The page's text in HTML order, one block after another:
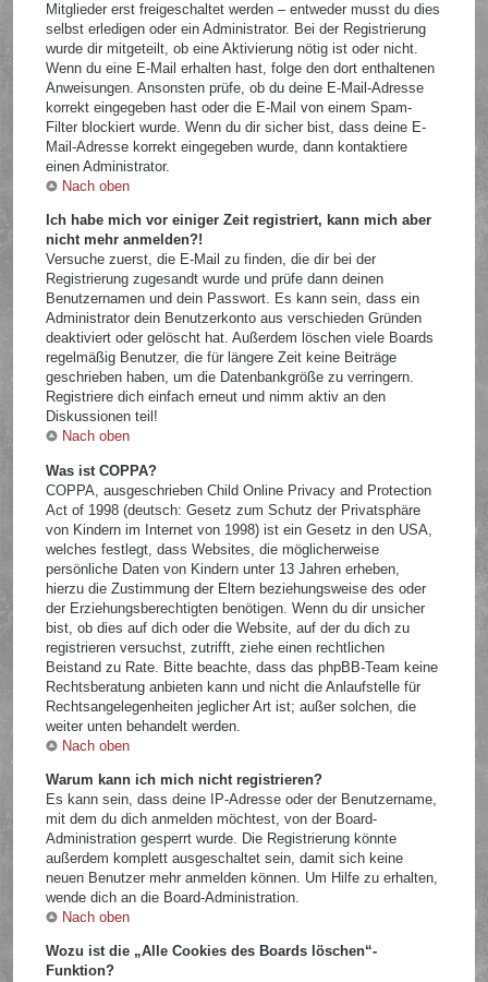
Mitglieder erst freigeschaltet werden – entweder musst du dies
selbst erledigen oder ein Administrator. Bei der Registrierung
wurde dir mitgeteilt, ob eine Aktivierung nötig ist oder nicht.
Wenn du eine E-Mail erhalten hast, folge den dort enthaltenen
Anweisungen. Ansonsten prüfe, ob du deine E-Mail-Adresse
korrekt eingegeben hast oder die E-Mail von einem Spam-
Filter blockiert wurde. Wenn du dir sicher bist, dass deine E-
Mail-Adresse korrekt eingegeben wurde, dann kontaktiere
einen Administrator.
Nach oben
Ich habe mich vor einiger Zeit registriert, kann mich aber
nicht mehr anmelden?!
Versuche zuerst, die E-Mail zu finden, die dir bei der
Registrierung zugesandt wurde und prüfe dann deinen
Benutzernamen und dein Passwort. Es kann sein, dass ein
Administrator dein Benutzerkonto aus verschieden Gründen
deaktiviert oder gelöscht hat. Außerdem löschen viele Boards
regelmäßig Benutzer, die für längere Zeit keine Beiträge
geschrieben haben, um die Datenbankgröße zu verringern.
Registriere dich einfach erneut und nimm aktiv an den
Diskussionen teil!
Nach oben
Was ist COPPA?
COPPA, ausgeschrieben Child Online Privacy and Protection
Act of 1998 (deutsch: Gesetz zum Schutz der Privatsphäre
von Kindern im Internet von 1998) ist ein Gesetz in den USA,
welches festlegt, dass Websites, die möglicherweise
persönliche Daten von Kindern unter 13 Jahren erheben,
hierzu die Zustimmung der Eltern beziehungsweise des oder
der Erziehungsberechtigten benötigen. Wenn du dir unsicher
bist, ob dies auf dich oder die Website, auf der du dich zu
registrieren versuchst, zutrifft, ziehe einen rechtlichen
Beistand zu Rate. Bitte beachte, dass das phpBB-Team keine
Rechtsberatung anbieten kann und nicht die Anlaufstelle für
Rechtsangelegenheiten jeglicher Art ist; außer solchen, die
weiter unten behandelt werden.
Nach oben
Warum kann ich mich nicht registrieren?
Es kann sein, dass deine IP-Adresse oder der Benutzername,
mit dem du dich anmelden möchtest, von der Board-
Administration gesperrt wurde. Die Registrierung könnte
außerdem komplett ausgeschaltet sein, damit sich keine
neuen Benutzer mehr anmelden können. Um Hilfe zu erhalten,
wende dich an die Board-Administration.
Nach oben
Wozu ist die „Alle Cookies des Boards löschen“-
Funktion?